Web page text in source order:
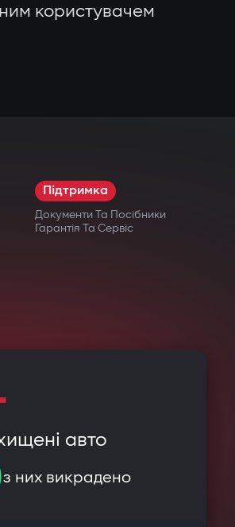
користувачем
Підтримка
Документи Та Посібники
Гарантія Та Сервіс
авто
з них викрадено